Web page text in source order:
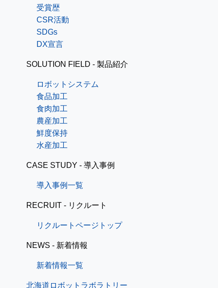
受賞歴
CSR活動
SDGs
DX宣言
SOLUTION FIELD - 製品紹介
ロボットシステム
食品加工
食肉加工
農産加工
鮮度保持
水産加工
CASE STUDY - 導入事例
導入事例一覧
RECRUIT - リクルート
リクルートページトップ
NEWS - 新着情報
新着情報一覧
北海道ロボットラボラトリー